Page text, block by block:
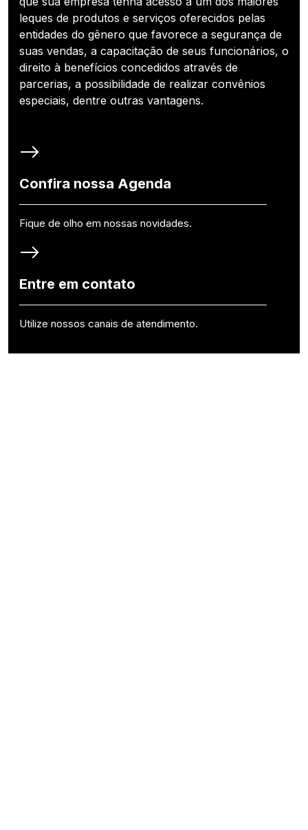
leques de produtos e serviços oferecidos pelas
entidades do gênero que favorece a segurança de
suas vendas, a capacitação de seus funcionários, o
direito à benefícios concedidos através de
parcerias, a possibilidade de realizar convênios
especiais, dentre outras vantagens.
Confira nossa Agenda
Fique de olho em nossas novidades.
Entre em contato
Utilize nossos canais de atendimento.